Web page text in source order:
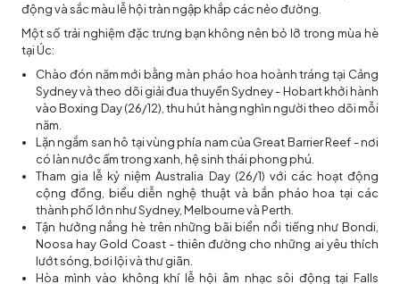
động và sắc màu lễ hội tràn ngập khắp các nẻo đường.
Một số trải nghiệm đặc trưng bạn không nên bỏ lỡ trong mùa hè
tại Úc:
Chào đón năm mới bằng màn pháo hoa hoành tráng tại Cảng
Sydney và theo dõi giải đua thuyền Sydney - Hobart khởi hành
vào Boxing Day (26/12), thu hút hàng nghìn người theo dõi mỗi
năm.
Lặn ngắm san hô tại vùng phía nam của Great Barrier Reef - nơi
có làn nước ấm trong xanh, hệ sinh thái phong phú.
Tham gia lễ kỷ niệm Australia Day (26/1) với các hoạt động
cộng đồng, biểu diễn nghệ thuật và bắn pháo hoa tại các
thành phố lớn như Sydney, Melbourne và Perth.
Tận hưởng nắng hè trên những bãi biển nổi tiếng như Bondi,
Noosa hay Gold Coast - thiên đường cho những ai yêu thích
lướt sóng, bơi lội và thư giãn.
Hòa mình vào không khí lễ hội âm nhạc sôi động tại Falls